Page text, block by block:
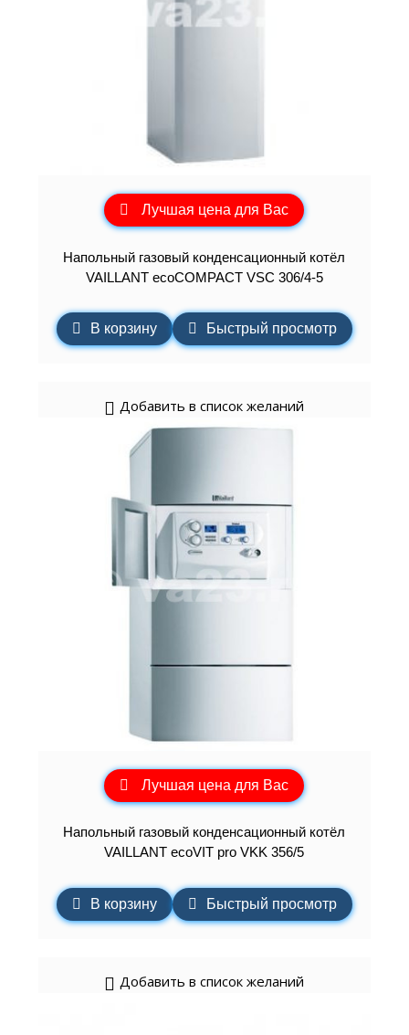
Лучшая цена для Вас
Напольный газовый конденсационный котёл
VAILLANT ecoCOMPACT VSC 306/4-5
В корзину Быстрый просмотр
Добавить в список желаний
Лучшая цена для Вас
Напольный газовый конденсационный котёл
VAILLANT ecoVIT pro VKK 356/5
В корзину Быстрый просмотр
Добавить в список желаний